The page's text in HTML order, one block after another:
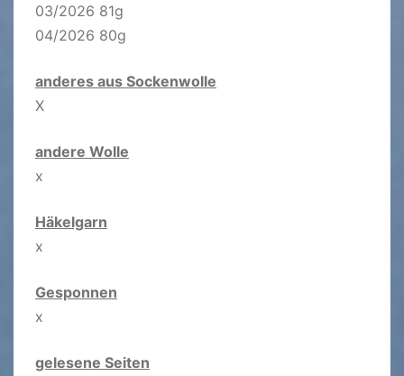
03/2026 81g
04/2026 80g
anderes aus Sockenwolle
X
andere Wolle
x
Häkelgarn
x
Gesponnen
x
gelesene Seiten